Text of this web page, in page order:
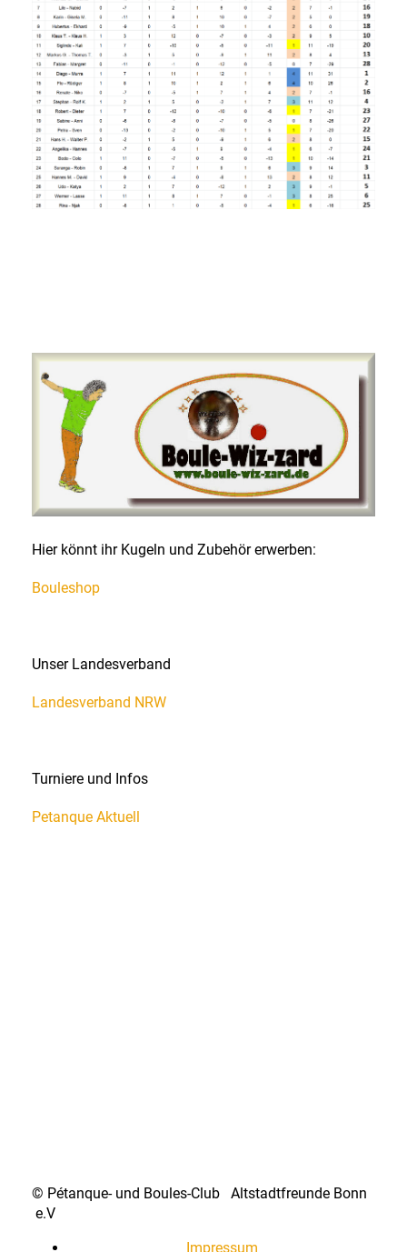
Hier könnt ihr Kugeln und Zubehör erwerben:
Bouleshop
Unser Landesverband
Landesverband NRW
Turniere und Infos
Petanque Aktuell
© Pétanque- und Boules-Club Altstadtfreunde Bonn
e.V
Impressum